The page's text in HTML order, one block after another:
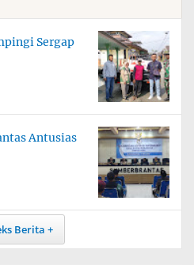
Sergap
Antusias
Berita